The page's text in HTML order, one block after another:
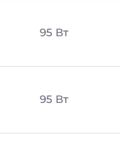
95 Вт
95 Вт